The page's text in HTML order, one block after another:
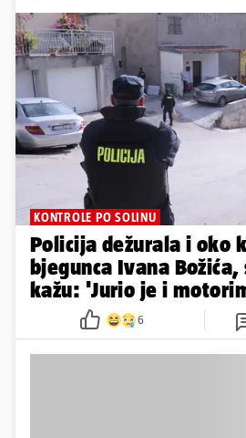
KONTROLE PO SOLINU
Policija dežurala i oko
bjegunca Ivana Božića,
kažu: 'Jurio je i
6